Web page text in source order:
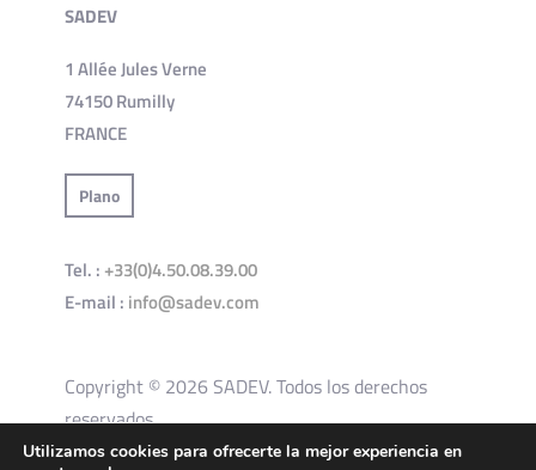
SADEV
1 Allée Jules Verne
74150 Rumilly
FRANCE
Plano
Tel. : +33(0)4.50.08.39.00
E-mail : info@sadev.com
Copyright © 2026 SADEV. Todos los derechos
reservados.
Utilizamos cookies para ofrecerte la mejor experiencia en